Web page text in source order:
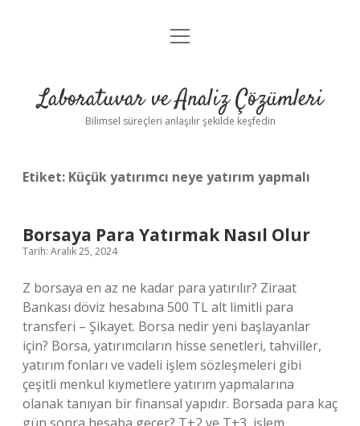
Anasayfa
Yasal Uyarı
menüyü
Laboratuvar ve Analiz Çözümleri
Bilimsel süreçleri anlaşılır şekilde keşfedin
Etiket: Küçük yatırımcı neye yatırım yapmalı
Borsaya Para Yatırmak Nasıl Olur
Tarih: Aralık 25, 2024
Z borsaya en az ne kadar para yatırılır? Ziraat
Bankası döviz hesabına 500 TL alt limitli para
transferi – Şikayet. Borsa nedir yeni başlayanlar
için? Borsa, yatırımcıların hisse senetleri, tahviller,
yatırım fonları ve vadeli işlem sözleşmeleri gibi
çeşitli menkul kıymetlere yatırım yapmalarına
olanak tanıyan bir finansal yapıdır. Borsada para kaç